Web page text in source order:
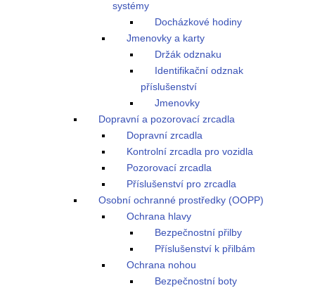
systémy
Docházkové hodiny
Jmenovky a karty
Držák odznaku
Identifikační odznak
příslušenství
Jmenovky
Dopravní a pozorovací zrcadla
Dopravní zrcadla
Kontrolní zrcadla pro vozidla
Pozorovací zrcadla
Příslušenství pro zrcadla
Osobní ochranné prostředky (OOPP)
Ochrana hlavy
Bezpečnostní přilby
Příslušenství k přilbám
Ochrana nohou
Bezpečnostní boty